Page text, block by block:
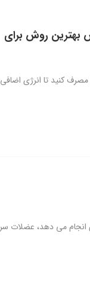
بهترین روش برای
مصرف کنید تا انرژی اضافی
می دهد، عضلات سر